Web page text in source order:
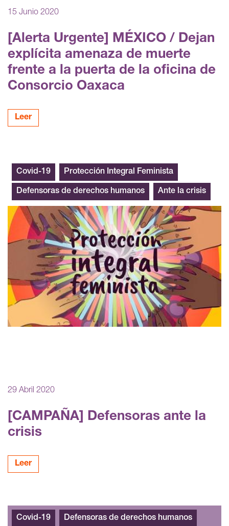
15 Junio 2020
[Alerta Urgente] MÉXICO / Dejan
explícita amenaza de muerte
frente a la puerta de la oficina de
Consorcio Oaxaca
Leer
29 Abril 2020
[CAMPAÑA] Defensoras ante la
crisis
Leer
Covid-19 Protección Integral Feminista
Defensoras de derechos humanos Ante la crisis
Covid-19 Defensoras de derechos humanos